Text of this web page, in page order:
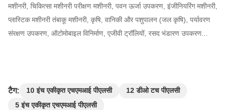
मशीनरी, चिकित्सा मशीनरी परीक्षण मशीनरी, पवन ऊर्जा उपकरण, इंजीनियरिंग मशीनरी,
प्लास्टिक मशीनरी तंबाकू मशीनरी, कृषि, वानिकी और पशुपालन (जल कृषि), पर्यावरण
संरक्षण उपकरण, ऑटोमोबाइल विनिर्माण, एजीवी ट्रॉलियों, रसद भंडारण उपकरण...
टैग: 10 इंच एकीकृत एचएमआई पीएलसी
12 डीओ टच पीएलसी
5 इंच एकीकृत एचएमआई पीएलसी